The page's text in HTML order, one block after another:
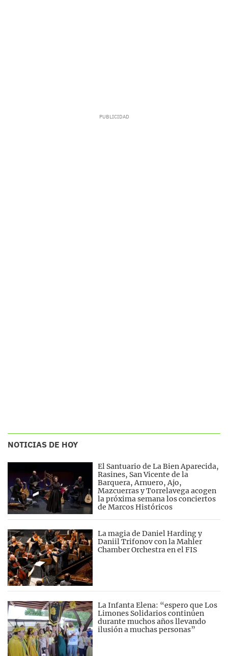
NOTICIAS DE HOY
El Santuario de La Bien Aparecida,
Rasines, San Vicente de la
Barquera, Arnuero, Ajo,
Mazcuerras y Torrelavega acogen
la próxima semana los conciertos
de Marcos Históricos
La magia de Daniel Harding y
Daniil Trifonov con la Mahler
Chamber Orchestra en el FIS
La Infanta Elena: “espero que Los
Limones Solidarios continúen
durante muchos años llevando
ilusión a muchas personas”